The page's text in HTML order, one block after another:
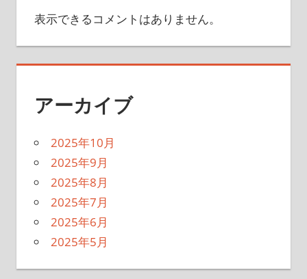
表示できるコメントはありません。
アーカイブ
2025年10月
2025年9月
2025年8月
2025年7月
2025年6月
2025年5月